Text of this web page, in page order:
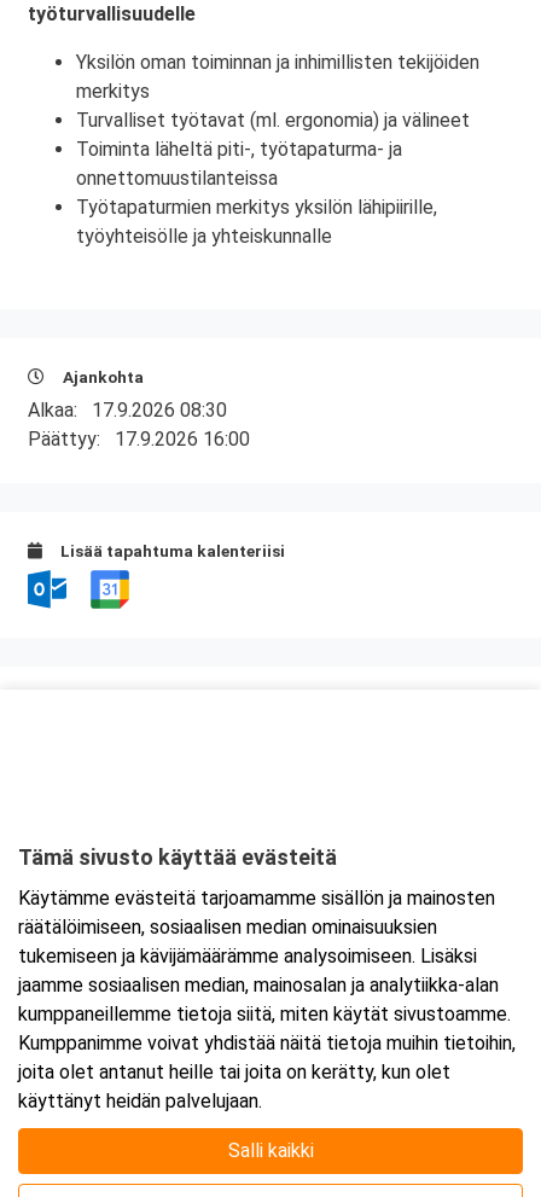
työturvallisuudelle
Yksilön oman toiminnan ja inhimillisten tekijöiden
merkitys
Turvalliset työtavat (ml. ergonomia) ja välineet
Toiminta läheltä piti-, työtapaturma- ja
onnettomuustilanteissa
Työtapaturmien merkitys yksilön lähipiirille,
työyhteisölle ja yhteiskunnalle
Ajankohta
Alkaa: 17.9.2026 08:30
Päättyy: 17.9.2026 16:00
Lisää tapahtuma kalenteriisi
Tarkempi kartta ja ajo-ohjeet
Tämä sivusto käyttää evästeitä
Käytämme evästeitä tarjoamamme sisällön ja mainosten
räätälöimiseen, sosiaalisen median ominaisuuksien
tukemiseen ja kävijämäärämme analysoimiseen. Lisäksi
jaamme sosiaalisen median, mainosalan ja analytiikka-alan
kumppaneillemme tietoja siitä, miten käytät sivustoamme.
Kumppanimme voivat yhdistää näitä tietoja muihin tietoihin,
joita olet antanut heille tai joita on kerätty, kun olet
käyttänyt heidän palvelujaan.
Salli kaikki